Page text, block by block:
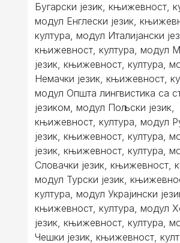
Бугарски језик, књижевност,
модул Енглески језик,
култура, модул Италијански
књижевност, култура, модул
језик, књижевност, култура,
Немачки језик, књижевност,
модул Општа лингвистика са
језиком, модул Пољски језик,
књижевност, култура, модул
језик, књижевност, култура,
језик, књижевност, култура,
Словачки језик, књижевност,
модул Турски језик,
култура, модул Украјински
књижевност, култура, модул
језик, књижевност, култура,
Чешки језик, књижевност,